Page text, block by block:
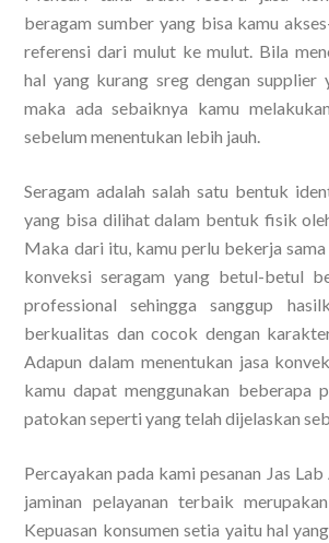
beragam sumber yang bisa kamu
referensi dari mulut ke mulut. Bila
hal yang kurang sreg dengan supplier
maka ada sebaiknya kamu
sebelum menentukan lebih jauh.
Seragam adalah salah satu bentuk
yang bisa dilihat dalam bentuk fisik
Maka dari itu, kamu perlu bekerja sama
konveksi seragam yang betul-betul
professional sehingga sanggup
berkualitas dan cocok dengan
Adapun dalam menentukan jasa
kamu dapat menggunakan beberapa
patokan seperti yang telah dijelaskan
Percayakan pada kami pesanan Jas
jaminan pelayanan terbaik
Kepuasan konsumen setia yaitu hal